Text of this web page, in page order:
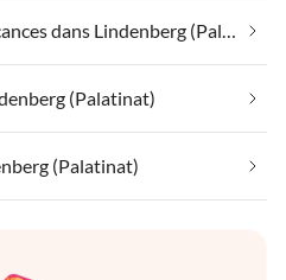
Emmener votre chien en vacances dans Lindenberg (Palatinat)
(Palatinat)
(Palatinat)